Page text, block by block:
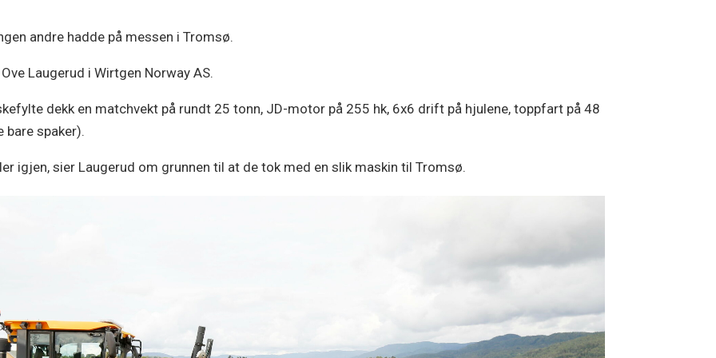
andre hadde på messen i Tromsø.
Laugerud i Wirtgen Norway AS.
dekk en matchvekt på rundt 25 tonn, JD-motor på 255 hk, 6x6 drift på hjulene, toppfart på 48
spaker).
igjen, sier Laugerud om grunnen til at de tok med en slik maskin til Tromsø.